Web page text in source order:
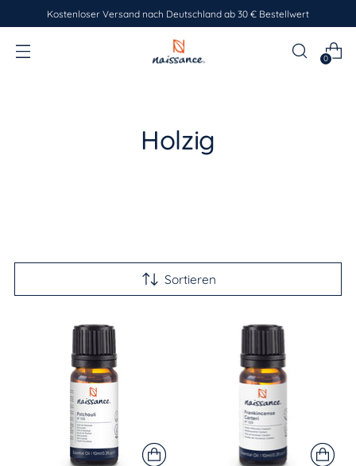
Kostenloser Versand nach Deutschland ab 30 € Bestellwert
0
Holzig
Sortieren